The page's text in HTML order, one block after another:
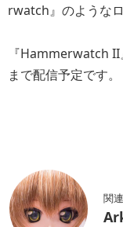
rwatch』のような
『Hammerwatch
まで配信予定です。
関